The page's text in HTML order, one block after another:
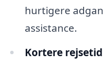
hurtigere
assistance.
Kortere